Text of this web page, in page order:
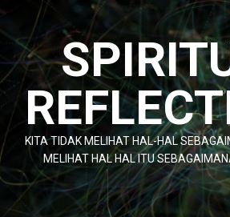
Skip
content
KITA TIDAK MELIHAT HAL-HAL
MELIHAT HAL HAL ITU